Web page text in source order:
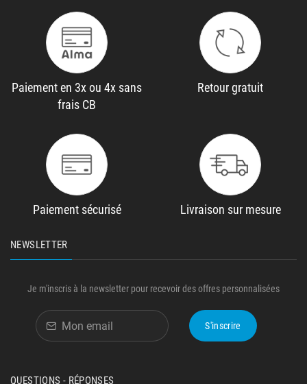
Paiement en 3x ou 4x sans
frais CB
Retour gratuit
Paiement sécurisé Livraison sur mesure
NEWSLETTER
Je m'inscris à la newsletter pour recevoir des offres personnalisées
S'inscrire
QUESTIONS - RÉPONSES